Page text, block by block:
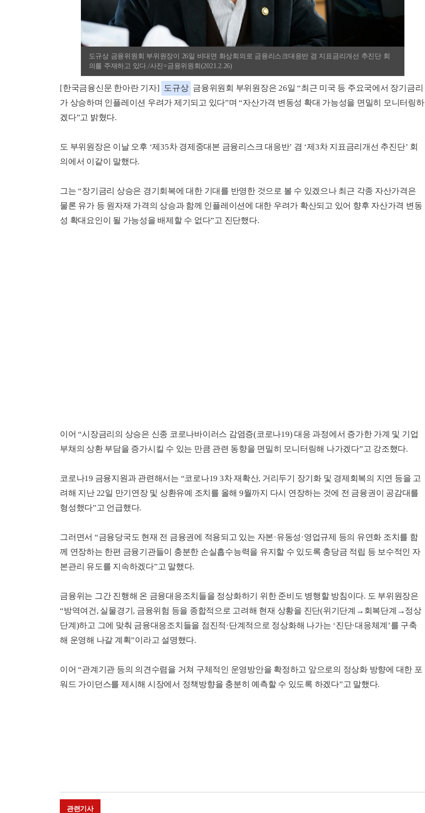
도규상 금융위원회 부위원장이 26일 비대면 화상회의로 금융리스크대응반 겸 지표금리개선 추진단 회
의를 주재하고 있다./사진=금융위원회(2021.2.26)
[한국금융신문 한아란 기자] 도규상 금융위원회 부위원장은 26일 “최근 미국 등 주요국에서 장기금리
가 상승하며 인플레이션 우려가 제기되고 있다”며 “자산가격 변동성 확대 가능성을 면밀히 모니터링하
겠다”고 밝혔다.
도 부위원장은 이날 오후 ‘제35차 경제중대본 금융리스크 대응반’ 겸 ‘제3차 지표금리개선 추진단’ 회
의에서 이같이 말했다.
그는 “장기금리 상승은 경기회복에 대한 기대를 반영한 것으로 볼 수 있겠으나 최근 각종 자산가격은
물론 유가 등 원자재 가격의 상승과 함께 인플레이션에 대한 우려가 확산되고 있어 향후 자산가격 변동
성 확대요인이 될 가능성을 배제할 수 없다”고 진단했다.
이어 “시장금리의 상승은 신종 코로나바이러스 감염증(코로나19) 대응 과정에서 증가한 가계 및 기업
부채의 상환 부담을 증가시킬 수 있는 만큼 관련 동향을 면밀히 모니터링해 나가겠다”고 강조했다.
코로나19 금융지원과 관련해서는 “코로나19 3차 재확산, 거리두기 장기화 및 경제회복의 지연 등을 고
려해 지난 22일 만기연장 및 상환유예 조치를 올해 9월까지 다시 연장하는 것에 전 금융권이 공감대를
형성했다”고 언급했다.
그러면서 “금융당국도 현재 전 금융권에 적용되고 있는 자본·유동성·영업규제 등의 유연화 조치를 함
께 연장하는 한편 금융기관들이 충분한 손실흡수능력을 유지할 수 있도록 충당금 적립 등 보수적인 자
본관리 유도를 지속하겠다”고 말했다.
금융위는 그간 진행해 온 금융대응조치들을 정상화하기 위한 준비도 병행할 방침이다. 도 부위원장은
“방역여건, 실물경기, 금융위험 등을 종합적으로 고려해 현재 상황을 진단(위기단계→회복단계→정상
단계)하고 그에 맞춰 금융대응조치들을 점진적·단계적으로 정상화해 나가는 ‘진단·대응체계’를 구축
해 운영해 나갈 계획”이라고 설명했다.
이어 “관계기관 등의 의견수렴을 거쳐 구체적인 운영방안을 확정하고 앞으로의 정상화 방향에 대한 포
워드 가이던스를 제시해 시장에서 정책방향을 충분히 예측할 수 있도록 하겠다”고 말했다.
관련기사